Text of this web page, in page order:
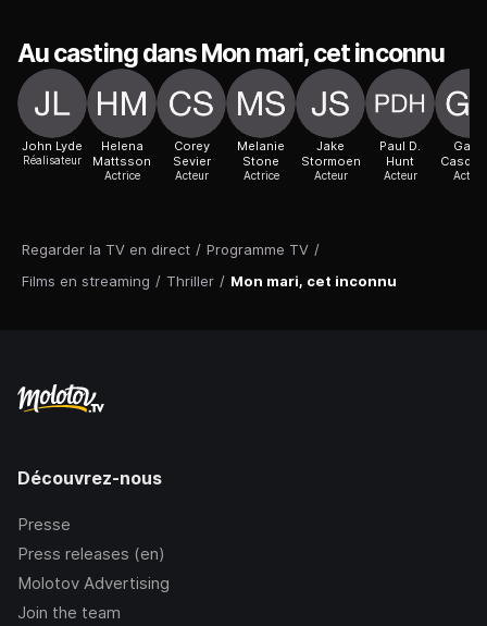
Regarder la TV en direct / Programme TV /
Films en streaming / Thriller / Mon mari, cet inconnu
Au casting dans Mon mari, cet inconnu
John Lyde
Réalisateur
Helena
Mattsson
Actrice
Corey
Sevier
Acteur
Melanie
Stone
Actrice
Jake
Stormoen
Acteur
Paul D.
Hunt
Acteur
Gabe
Acteur
Découvrez-nous
Presse
Press releases (en)
Molotov Advertising
Join the team